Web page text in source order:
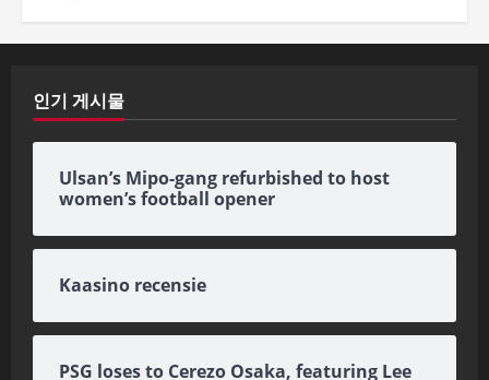
인기 게시물
Ulsan’s Mipo-gang refurbished to host
women’s football opener
Kaasino recensie
PSG loses to Cerezo Osaka, featuring Lee